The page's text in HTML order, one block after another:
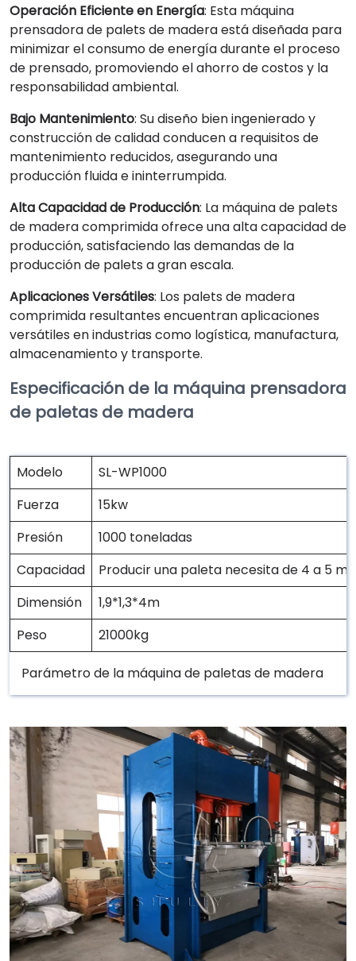
Operación Eficiente en Energía: Esta máquina
prensadora de palets de madera está diseñada para
minimizar el consumo de energía durante el proceso
de prensado, promoviendo el ahorro de costos y la
responsabilidad ambiental.
Bajo Mantenimiento: Su diseño bien ingenierado y
construcción de calidad conducen a requisitos de
mantenimiento reducidos, asegurando una
producción fluida e ininterrumpida.
Alta Capacidad de Producción: La máquina de palets
de madera comprimida ofrece una alta capacidad de
producción, satisfaciendo las demandas de la
producción de palets a gran escala.
Aplicaciones Versátiles: Los palets de madera
comprimida resultantes encuentran aplicaciones
versátiles en industrias como logística, manufactura,
almacenamiento y transporte.
Especificación de la máquina prensadora
de paletas de madera
Modelo
SL-WP1000
Fuerza
15kw
Presión
1000 toneladas
Capacidad
Producir una paleta necesita de 4 a 5
Dimensión
1,9*1,3*4m
Peso
21000kg
Parámetro de la máquina de paletas de madera